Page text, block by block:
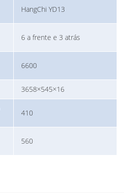
HangChi YD13
6 a frente e 3 atrás
6600
3658×545×16
410
560